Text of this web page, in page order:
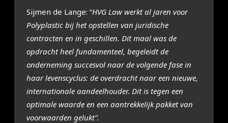
Sijmen de Lange: “HVG Law werkt al jaren voor
Polyplastic bij het opstellen van juridische
contracten en in geschillen. Dit maal was de
opdracht heel fundamenteel, begeleidt de
onderneming succesvol naar de volgende fase in
haar levenscyclus: de overdracht naar een nieuwe,
internationale aandeelhouder. Dit is tegen een
optimale waarde en een aantrekkelijk pakket van
voorwaarden gelukt”.